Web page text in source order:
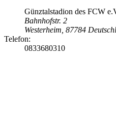
Günztalstadion des FCW
Bahnhofstr. 2
Westerheim 87784
Telefon:
0833680310